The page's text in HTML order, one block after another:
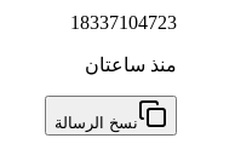
18337104723
منذ ساعتان
نسخ الرسالة